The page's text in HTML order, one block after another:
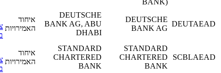
DEUTSCHE
BANK AG
DEUTSCHE
BANK AG, ABU
DHABI
איחוד
האמירויות צפה
בפרטים
STANDARD
CHARTERED
BANK
STANDARD
CHARTERED
BANK
איחוד
האמירויות צפה
בפרטים